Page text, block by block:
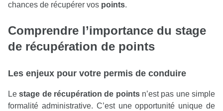
chances de récupérer vos points.
Comprendre l’importance du stage
de récupération de points
Les enjeux pour votre permis de conduire
Lestage de récupération de pointsn’est pas une simple
formalité administrative. C’est une opportunité unique de